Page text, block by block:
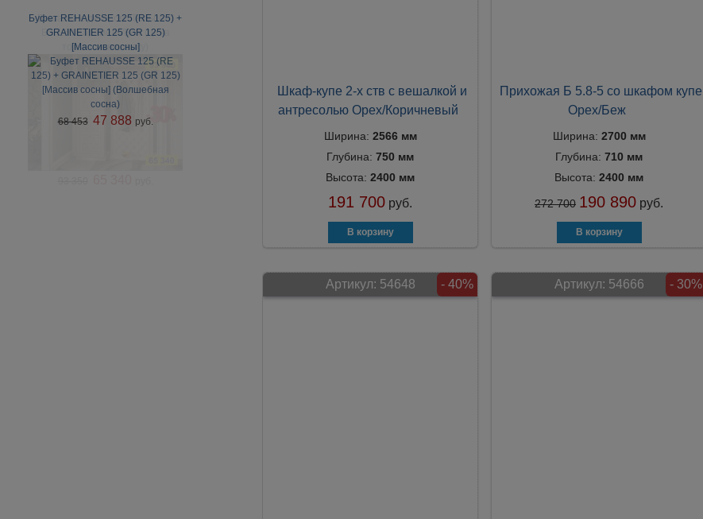
Вешалка с декором "Тюльпан"
Б5.7.60 Карамель/Беж (цена
только за вешалку)
Буфет REHAUSSE 125 (RE 125) +
GRAINETIER 125 (GR 125)
[Массив сосны]
68 453 47 888 руб.
Шкаф-купе 2-х ств с вешалкой и
антресолью Орех/Коричневый
Ширина: 2566 мм
Глубина: 750 мм
Высота: 2400 мм
191 700 руб.
Прихожая Б 5.8-5 со шкафом купе
Орех/Беж
Ширина: 2700 мм
Глубина: 710 мм
Высота: 2400 мм
272 700 190 890 руб.
Артикул: 54648 - 40% Артикул: 54666 - 30%